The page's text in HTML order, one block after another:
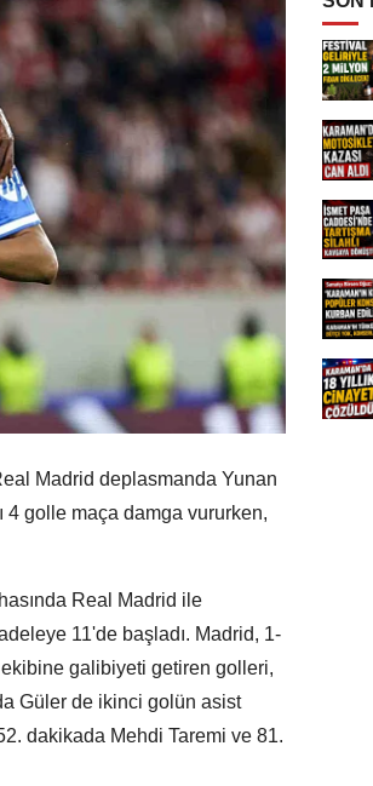
Madrid deplasmanda Yunan
4 golle maça damga vururken,
Real Madrid ile
11'de başladı. Madrid, 1-
galibiyeti getiren golleri,
Güler de ikinci golün asist
dakikada Mehdi Taremi ve 81.